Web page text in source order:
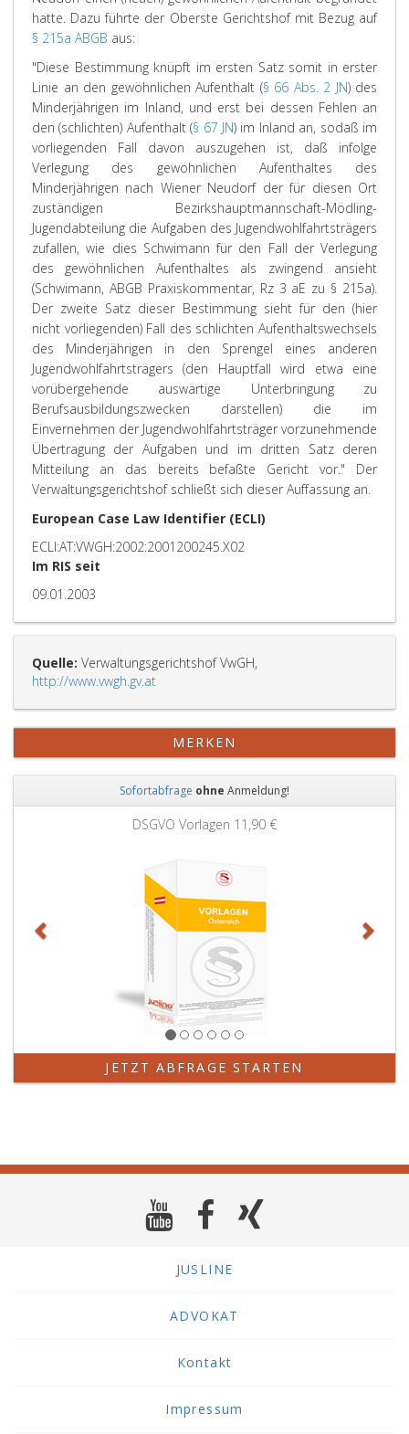
hatte. Dazu führte der Oberste Gerichtshof mit Bezug auf
§ 215a ABGB aus:
"Diese Bestimmung knüpft im ersten Satz somit in erster
Linie an den gewöhnlichen Aufenthalt (§ 66 Abs. 2 JN) des
Minderjährigen im Inland, und erst bei dessen Fehlen an
den (schlichten) Aufenthalt (§ 67 JN) im Inland an, sodaß im
vorliegenden Fall davon auszugehen ist, daß infolge
Verlegung des gewöhnlichen Aufenthaltes des
Minderjährigen nach Wiener Neudorf der für diesen Ort
zuständigen Bezirkshauptmannschaft-Mödling-
Jugendabteilung die Aufgaben des Jugendwohlfahrtsträgers
zufallen, wie dies Schwimann für den Fall der Verlegung
des gewöhnlichen Aufenthaltes als zwingend ansieht
(Schwimann, ABGB Praxiskommentar, Rz 3 aE zu § 215a).
Der zweite Satz dieser Bestimmung sieht für den (hier
nicht vorliegenden) Fall des schlichten Aufenthaltswechsels
des Minderjährigen in den Sprengel eines anderen
Jugendwohlfahrtsträgers (den Hauptfall wird etwa eine
vorübergehende auswärtige Unterbringung zu
Berufsausbildungszwecken darstellen) die im
Einvernehmen der Jugendwohlfahrtsträger vorzunehmende
Übertragung der Aufgaben und im dritten Satz deren
Mitteilung an das bereits befaßte Gericht vor." Der
Verwaltungsgerichtshof schließt sich dieser Auffassung an.
European Case Law Identifier (ECLI)
ECLI:AT:VWGH:2002:2001200245.X02
Im RIS seit
09.01.2003
Quelle: Verwaltungsgerichtshof VwGH,
http://www.vwgh.gv.at
MERKEN
Sofortabfrage ohne Anmeldung!
DSGVO Vorlagen 11,90 €
JETZT ABFRAGE STARTEN
JUSLINE
ADVOKAT
Kontakt
Impressum